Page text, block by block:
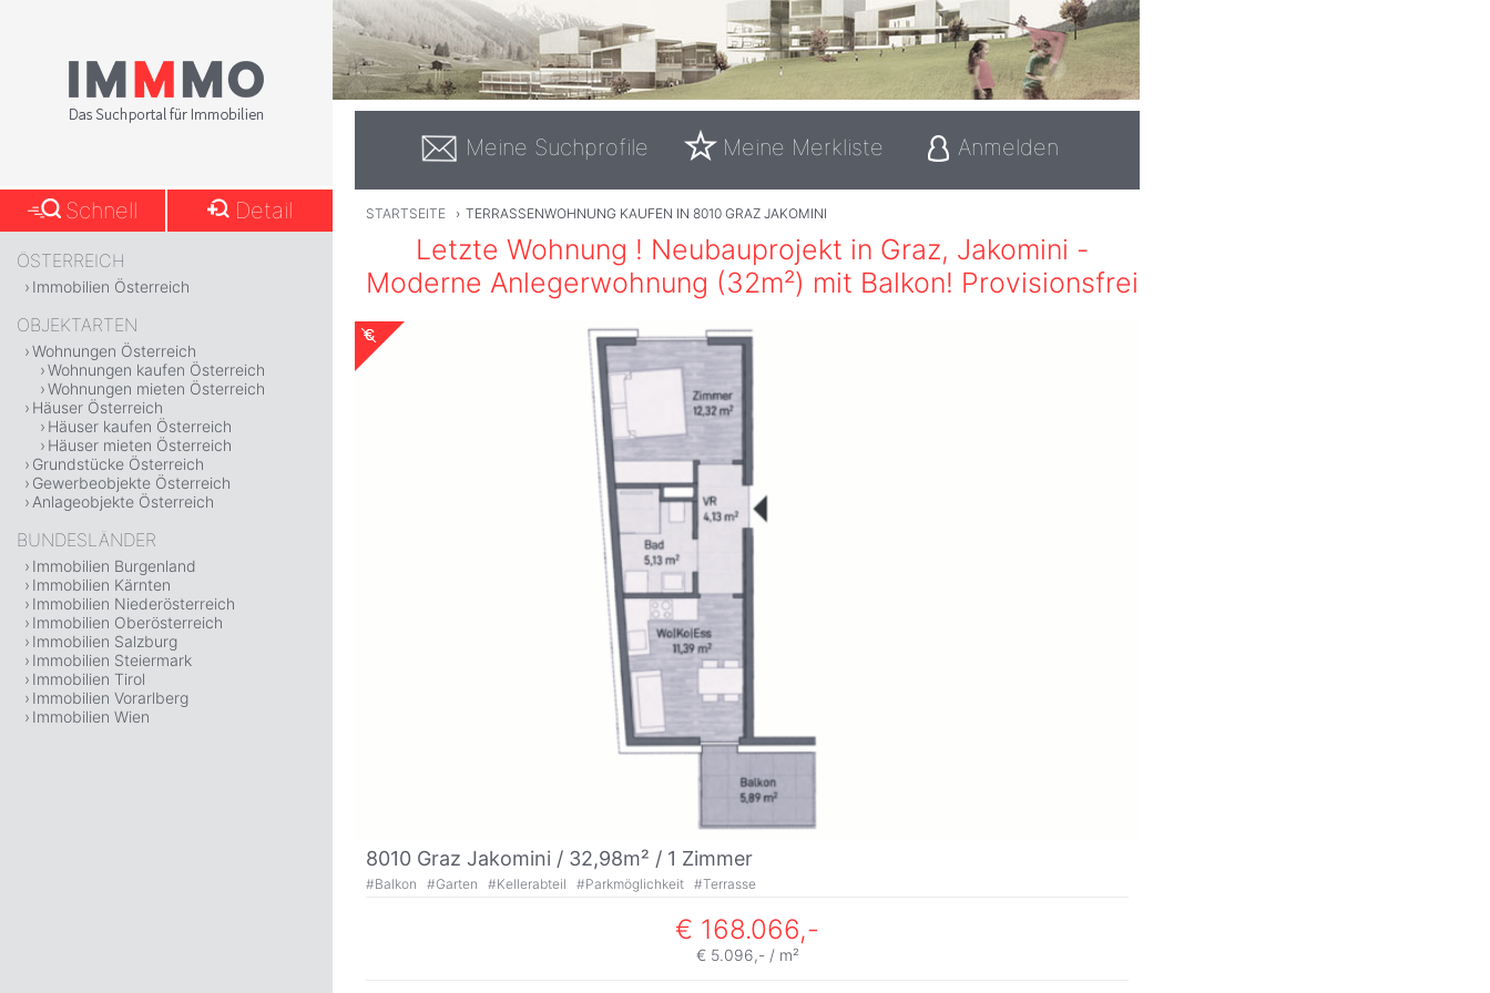
Meine Suchprofile Meine Merkliste Anmelden
STARTSEITE › TERRASSENWOHNUNG KAUFEN IN 8010 GRAZ JAKOMINI
Letzte Wohnung ! Neubauprojekt in Graz, Jakomini -
Moderne Anlegerwohnung (32m²) mit Balkon! Provisionsfrei
8010 Graz Jakomini / 32,98m² / 1 Zimmer
#Balkon #Garten #Kellerabteil #Parkmöglichkeit #Terrasse
€ 168.066,-
€ 5.096,- / m²
Schnell Detail
ÖSTERREICH
Immobilien Österreich
OBJEKTARTEN
Wohnungen Österreich
Wohnungen kaufen Österreich
Wohnungen mieten Österreich
Häuser Österreich
Häuser kaufen Österreich
Häuser mieten Österreich
Grundstücke Österreich
Gewerbeobjekte Österreich
Anlageobjekte Österreich
BUNDESLÄNDER
Immobilien Burgenland
Immobilien Kärnten
Immobilien Niederösterreich
Immobilien Oberösterreich
Immobilien Salzburg
Immobilien Steiermark
Immobilien Tirol
Immobilien Vorarlberg
Immobilien Wien